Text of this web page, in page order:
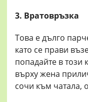
3. Вратовръзка
Това е дълго
като се прави
попадайте в този
върху жена
сочи към чатала,